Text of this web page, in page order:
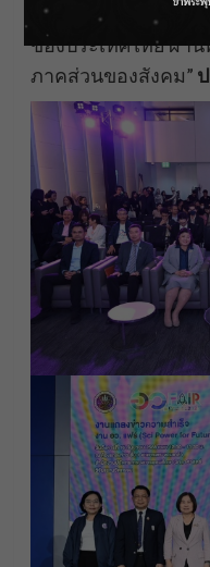
สร้างปัญญา เปิดโอก
ของประเทศไทย ผ่า
ภาคส่วนของสังคม”